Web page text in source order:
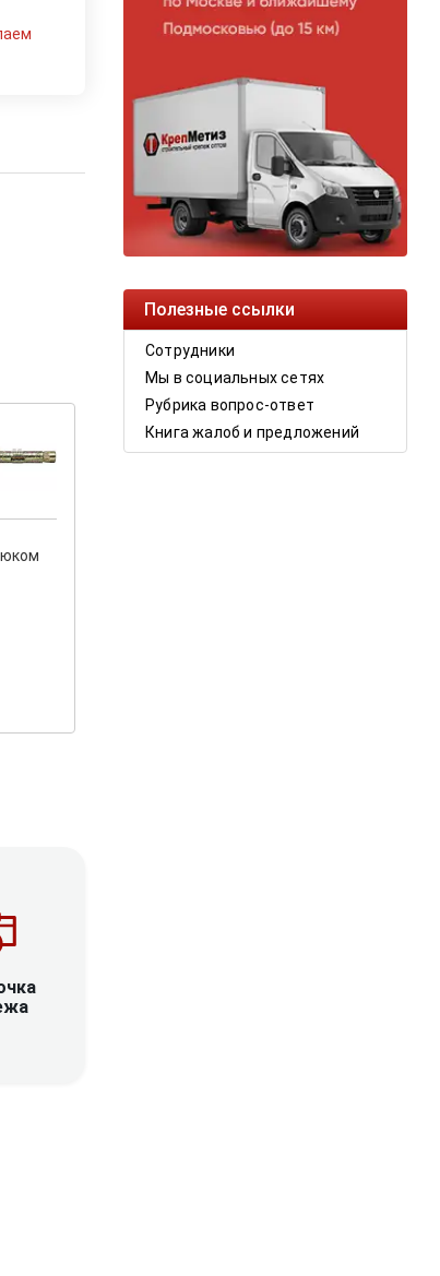
Полезные ссылки
Сотрудники
Мы в социальных сетях
Рубрика вопрос-ответ
Книга жалоб и предложений